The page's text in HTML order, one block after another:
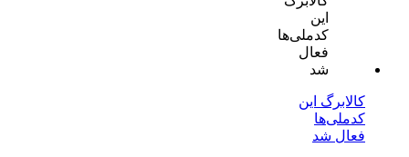
کالابرگ این
کدملی‌ها
فعال شد